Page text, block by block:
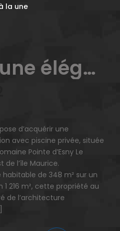
la une
En vente une élégante villa de 348 m² édifiée sur un terrain de 1 216 m² à Pointe d’Esny Le Village Maurice
d’acquérir une
avec piscine privée, située
Pointe d’Esny Le
de l’île Maurice.
de 348 m² sur un
1 216 m², cette propriété au
de l’architecture